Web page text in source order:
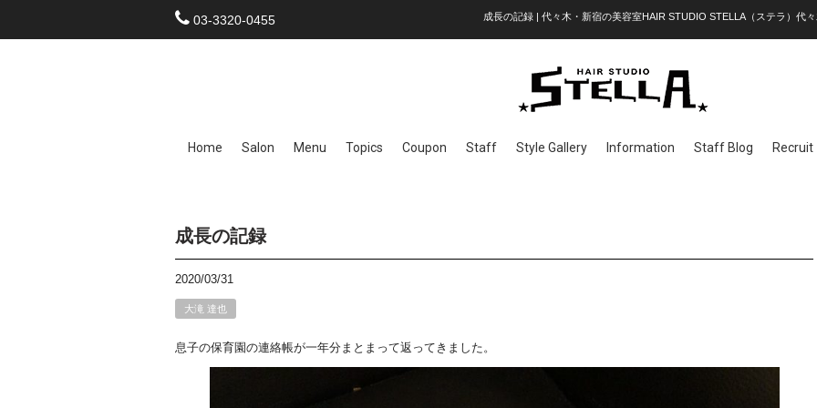
03-3320-0455 成長の記録 | 代々木・新宿の美容室HAIR STUDIO STELLA（ステラ）代
Home Salon Menu Topics Coupon Staff Style Gallery Information Staff Blog Recruit
成長の記録
2020/03/31
大滝 達也
息子の保育園の連絡帳が一年分まとまって返ってきました。